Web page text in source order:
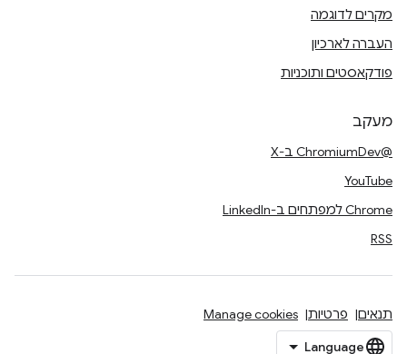
מקרים לדוגמה
העברה לארכיון
פודקאסטים ותוכניות
מעקב
@ChromiumDev ב-X
YouTube
Chrome למפתחים ב-LinkedIn
RSS
תנאים פרטיות Manage cookies